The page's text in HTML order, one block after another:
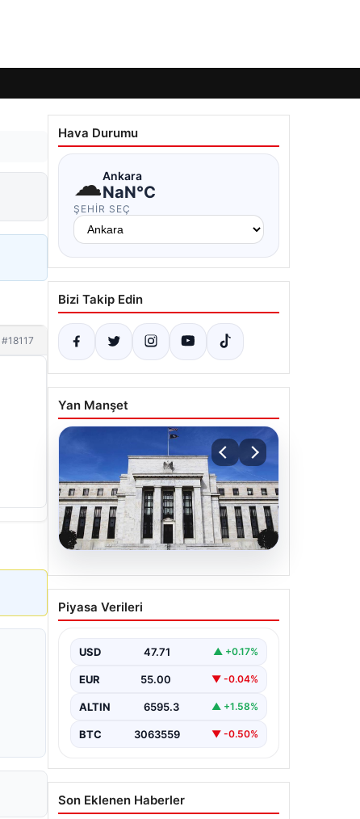
#18117
Hava Durumu
☁Ankara
NaN°C
ŞEHIR SEÇ
Bizi Takip Edin
Yan Manşet
Fed faizi sabit tuttu
Piyasa Verileri
USD 47.71 ▲ +0.17%
EUR 55.00 ▼ -0.04%
ALTIN 6595.3 ▲ +1.58%
BTC 3063559 ▼ -0.50%
Son Eklenen Haberler